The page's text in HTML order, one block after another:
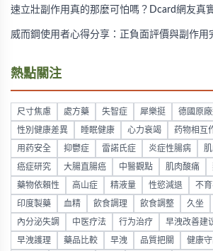
速立壯副作用真的那麼可怕嗎？Dcard網友真
威而鋼使用者心得分享：正負面評價與副作用
熱點關注
尺寸焦慮 處方藥 失智症 犀樂挺 德國原廠
性別健康差異 睡眠健康 心力衰竭 药物相互
用药安全 抑鬱症 雷諾氏症 炎症性腸病
癌症研究 大腸直腸癌 中醫觀點 肌肉酸痛
藥物依賴性 高山症 精液量 性慾減退 不
印度製藥 血精 飲食調理 飲食調整 久坐
內分泌失調 中医疗法 行为治疗 早洩改善建
早洩護理 藥品比較 早洩 品質把關 健康